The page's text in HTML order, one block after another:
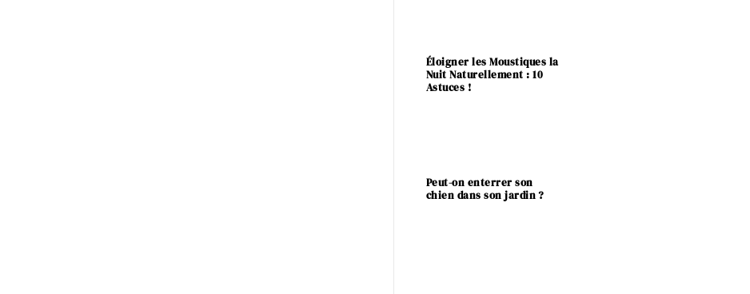
Éloigner les Moustiques la
Nuit Naturellement : 10
Astuces !
Peut-on enterrer son
chien dans son jardin ?